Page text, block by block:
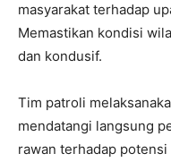
masyarakat terhadap
Memastikan kondisi
dan kondusif.
Tim patroli
mendatangi langsung
rawan terhadap